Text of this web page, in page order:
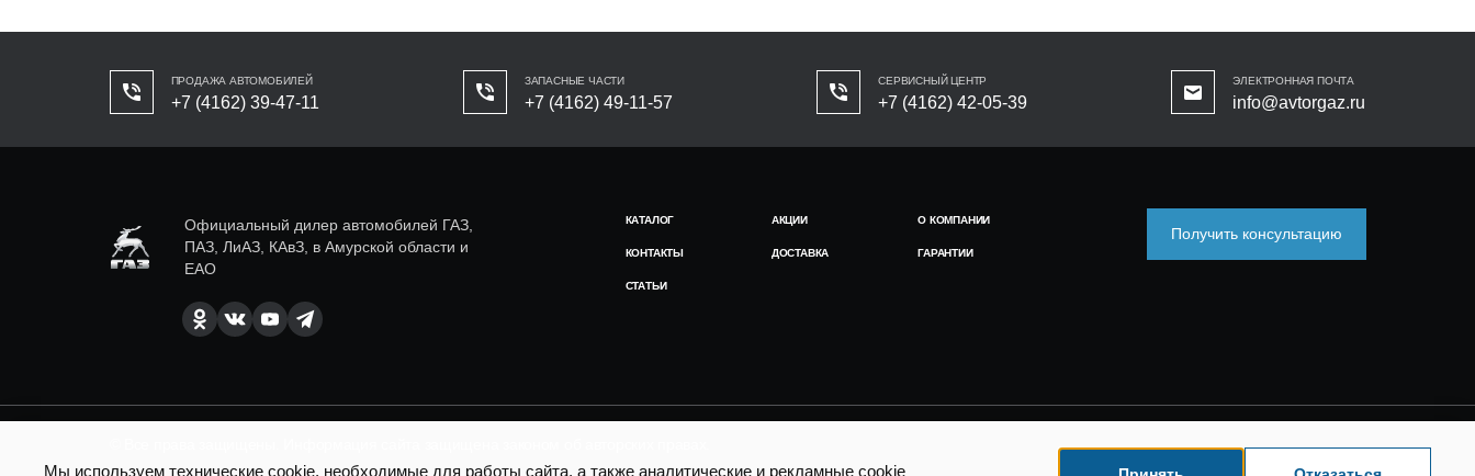
ПРОДАЖА АВТОМОБИЛЕЙ
+7 (4162) 39-47-11
ЗАПАСНЫЕ ЧАСТИ
+7 (4162) 49-11-57
СЕРВИСНЫЙ ЦЕНТР
+7 (4162) 42-05-39
ЭЛЕКТРОННАЯ ПОЧТА
info@avtorgaz.ru
Официальный дилер автомобилей ГАЗ,
ПАЗ, ЛиАЗ, КАвЗ, в Амурской области и
ЕАО
КАТАЛОГ АКЦИИ О КОМПАНИИ
КОНТАКТЫ ДОСТАВКА ГАРАНТИИ
СТАТЬИ
Получить консультацию
Мы используем технические cookie, необходимые для работы сайта, а также аналитические и рекламные cookie